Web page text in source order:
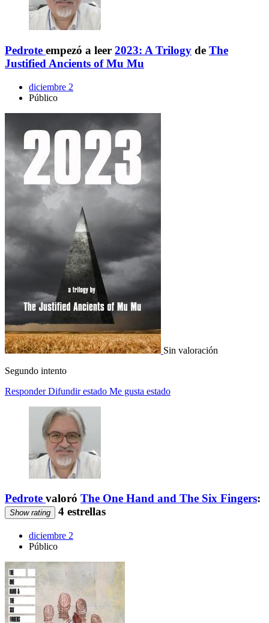
Pedrote empezó a leer 2023: A Trilogy de The
Justified Ancients of Mu Mu
diciembre 2
Público
Sin valoración
Segundo intento
Responder Difundir estado Me gusta estado
Pedrote valoró The One Hand and The Six Fingers:
Show rating 4 estrellas
diciembre 2
Público